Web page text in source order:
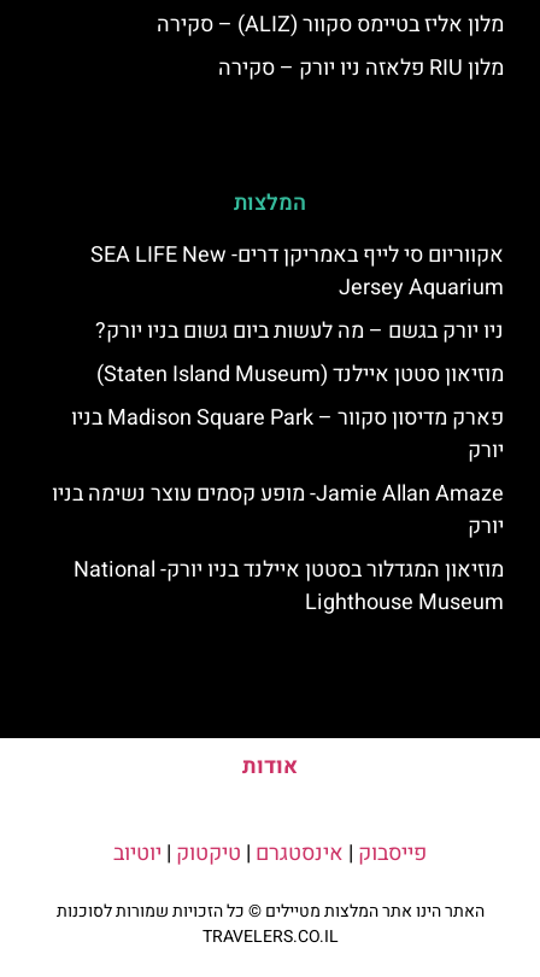
מלון אליז בטיימס סקוור (ALIZ) – סקירה
מלון RIU פלאזה ניו יורק – סקירה
המלצות
אקווריום סי לייף באמריקן דרים- SEA LIFE New
Jersey Aquarium
ניו יורק בגשם – מה לעשות ביום גשום בניו יורק?
מוזיאון סטטן איילנד (Staten Island Museum)
פארק מדיסון סקוור – Madison Square Park בניו
יורק
Jamie Allan Amaze- מופע קסמים עוצר נשימה בניו
יורק
מוזיאון המגדלור בסטטן איילנד בניו יורק- National
Lighthouse Museum
אודות
פייסבוק | אינסטגרם | טיקטוק | יוטיוב
האתר הינו אתר המלצות מטיילים © כל הזכויות שמורות לסוכנות
TRAVELERS.CO.IL